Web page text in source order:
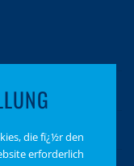
die fï¿½r den
erforderlich